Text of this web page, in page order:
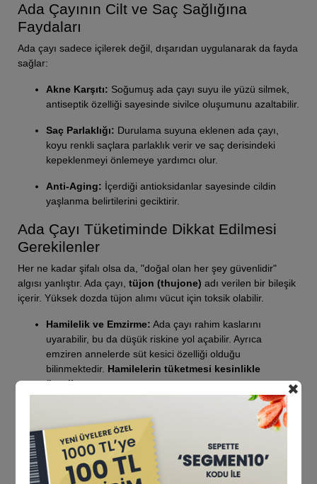
Ada Çayının Cilt ve Saç Sağlığına
Faydaları
Ada çayı sadece içilerek değil, dışarıdan uygulanarak da fayda
sağlar:
Akne Karşıtı: Soğumuş ada çayı suyu ile yüzü silmek,
antiseptik özelliği sayesinde sivilce oluşumunu azaltabilir.
Saç Parlaklığı: Durulama suyuna eklenen ada çayı,
koyu renkli saçlara parlaklık verir ve saç derisindeki
kepeklenmeyi önlemeye yardımcı olur.
Anti-Aging: İçerdiği antioksidanlar sayesinde cildin
yaşlanma belirtilerini geciktirir.
Ada Çayı Tüketiminde Dikkat Edilmesi
Gerekilenler
Her ne kadar şifalı olsa da, "doğal olan her şey güvenlidir"
algısı yanlıştır. Ada çayı, tüjon (thujone) adı verilen bir bileşik
içerir. Yüksek dozda tüjon alımı vücut için toksik olabilir.
Hamilelik ve Emzirme: Ada çayı rahim kaslarını
uyarabilir, bu da düşük riskine yol açabilir. Ayrıca
emziren annelerde süt kesici özelliği olduğu
bilinmektedir. Hamilelerin tüketmesi kesinlikle
önerilmez.
İçindeki uçucu yağlar nöbetleri tetikleyebilir.
Hormona Duyarlı Durumlar:
östrojen hassasiyeti olan durumlarda doktora
danışılmalıdır.
✖